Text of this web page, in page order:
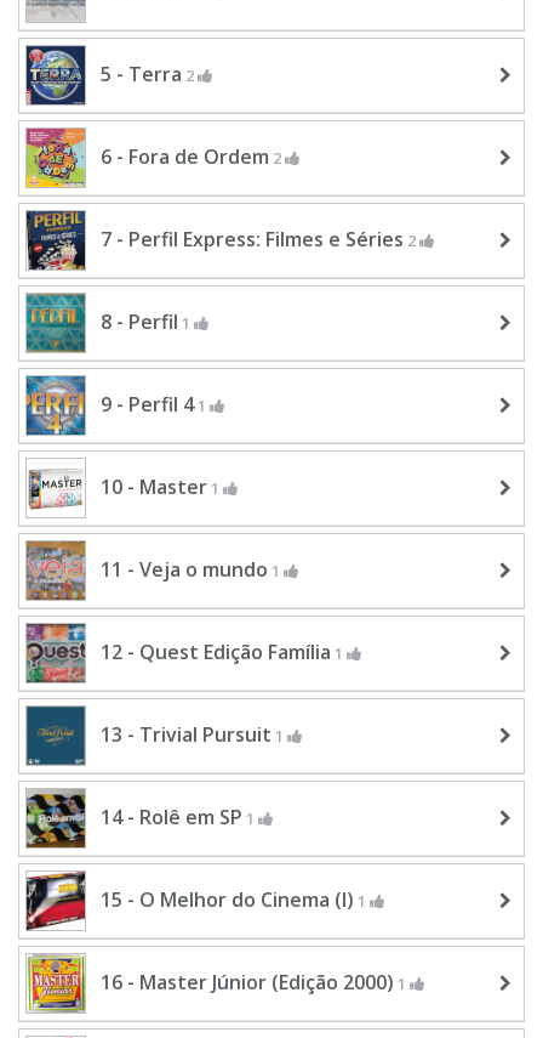
5 - Terra 2
6 - Fora de Ordem 2
7 - Perfil Express: Filmes e Séries 2
8 - Perfil 1
9 - Perfil 41
10 - Master 1
11 - Veja o mundo 1
12 - Quest Edição Família 1
13 - Trivial Pursuit 1
14 - Rolê em SP 1
15 - O Melhor do Cinema (I) 1
16 - Master Júnior (Edição 2000) 1